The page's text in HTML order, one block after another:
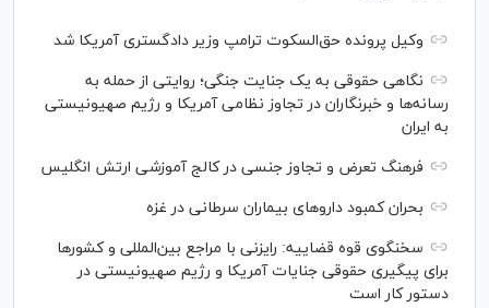
وکیل پرونده حق‌السکوت ترامپ وزیر دادگستری آمریکا شد
نگاهی حقوقی به یک جنایت جنگی؛ روایتی از حمله به
رسانه‌ها و خبرنگاران در تجاوز نظامی آمریکا و رژیم صهیونیستی
به ایران
فرهنگ تعرض و تجاوز جنسی در کالج آموزشی ارتش انگلیس
بحران کمبود دارو‌های بیماران سرطانی در غزه
سخنگوی قوه قضاییه: رایزنی‌ با مراجع بین‌المللی و کشور‌ها
برای پیگیری حقوقی جنایات آمریکا و رژیم صهیونیستی در
دستور کار است